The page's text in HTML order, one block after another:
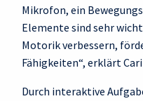
Mikrofon, ein
Elemente sind sehr
Motorik verbessern,
Fähigkeiten“, erklärt
Durch interaktive